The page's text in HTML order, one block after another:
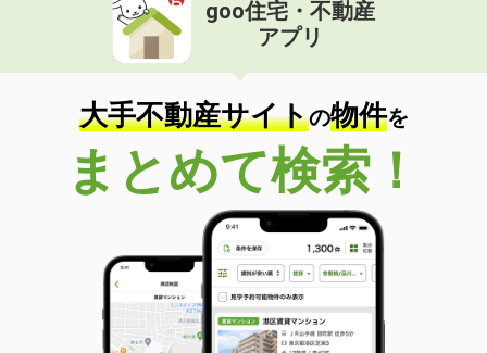
価 格
住 所
千葉県市原市姉崎
物件種別 貸店舗・事務所
使用面積
48.93m²
千葉県印西市船尾
価 格
13.78万円
千葉県印西市船尾
貸店舗（建物一部）
使用面積 51.76m²
千葉県印西市船尾
goo住宅・不動産
アプリ
大手不動産サイトの物件を
まとめて検索！